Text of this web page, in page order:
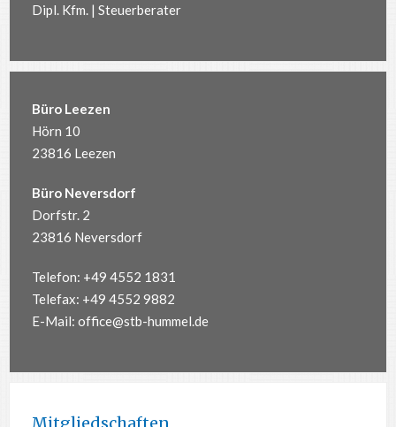
Dipl. Kfm. | Steuerberater
Büro Leezen
Hörn 10
23816 Leezen
Büro Neversdorf
Dorfstr. 2
23816 Neversdorf
Telefon: +49 4552 1831
Telefax: +49 4552 9882
E-Mail: office@stb-hummel.de
Mitgliedschaften